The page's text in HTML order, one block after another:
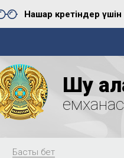
Нашар көретіндер үшін
Шу
Басты бет